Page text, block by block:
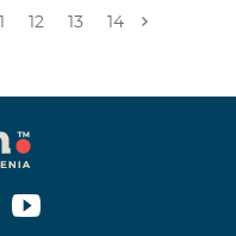
поменять
запрос *444# с
скорости
условиям
12 13 14